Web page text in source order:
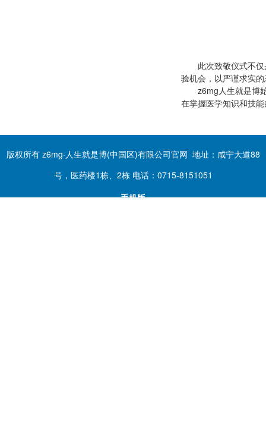
此次致敬仪式不
验机会，以严谨求实
z6mg人生就是博
在掌握医学知识和技
版权所有 z6mg·人生就是博(中国区)有限公司官网 地址：咸宁大道88
号，医药楼1栋、2栋 电话：0715-8151051
手机版